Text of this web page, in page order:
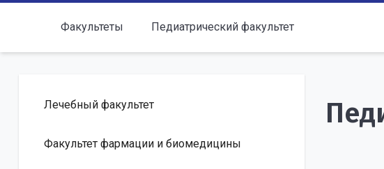
Факультеты Педиатрический факультет
Лечебный факультет
Факультет фармации и биомедицины